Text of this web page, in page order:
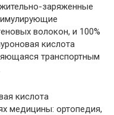
заряженные
волокон, и 100%
кислота
транспортным
кислота
медицины: ортопедия,